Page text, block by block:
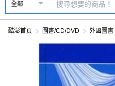
全部
酷澎首頁 圖書/CD/DVD 外國圖書